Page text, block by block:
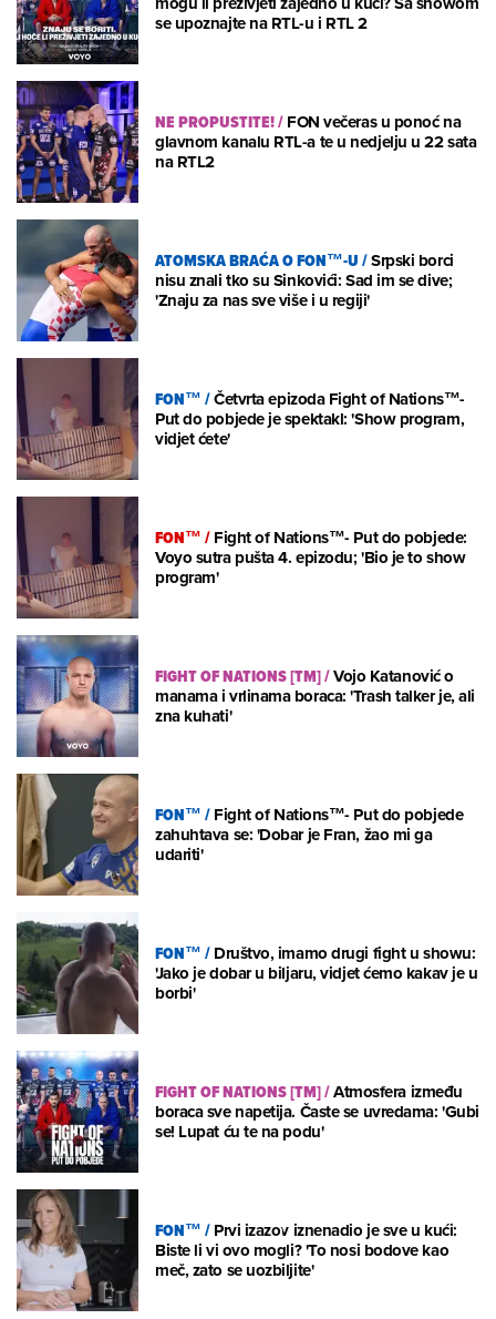
se upoznajte na RTL-u i RTL 2
NE PROPUSTITE!/FON večeras u ponoć na
glavnom kanalu RTL-a te u nedjelju u 22 sata
na RTL2
ATOMSKA BRAĆA O FON™-U/Srpski borci
nisu znali tko su Sinkovići: Sad im se dive;
'Znaju za nas sve više i u regiji'
FON™/Četvrta epizoda Fight of Nations™-
Put do pobjede je spektakl: 'Show program,
vidjet ćete'
FON™/Fight of Nations™- Put do pobjede:
Voyo sutra pušta 4. epizodu; 'Bio je to show
program'
FIGHT OF NATIONS [TM]/Vojo Katanović o
manama i vrlinama boraca: 'Trash talker je, ali
zna kuhati'
FON™/Fight of Nations™- Put do pobjede
zahuhtava se: 'Dobar je Fran, žao mi ga
udariti'
FON™/Društvo, imamo drugi fight u showu:
'Jako je dobar u biljaru, vidjet ćemo kakav je u
borbi'
FIGHT OF NATIONS [TM]/Atmosfera između
boraca sve napetija. Časte se uvredama: 'Gubi
se! Lupat ću te na podu'
FON™/Prvi izazov iznenadio je sve u kući:
Biste li vi ovo mogli? 'To nosi bodove kao
meč, zato se uozbiljite'